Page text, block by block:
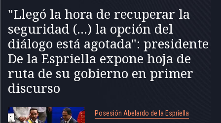
"Llegó la hora de recuperar la
seguridad (...) la opción del
diálogo está agotada": presidente
De la Espriella expone hoja de
ruta de su gobierno en primer
discurso
Posesión Abelardo de la Espriella